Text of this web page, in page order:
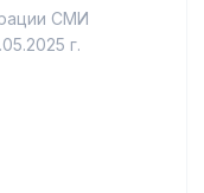
СМИ
г.